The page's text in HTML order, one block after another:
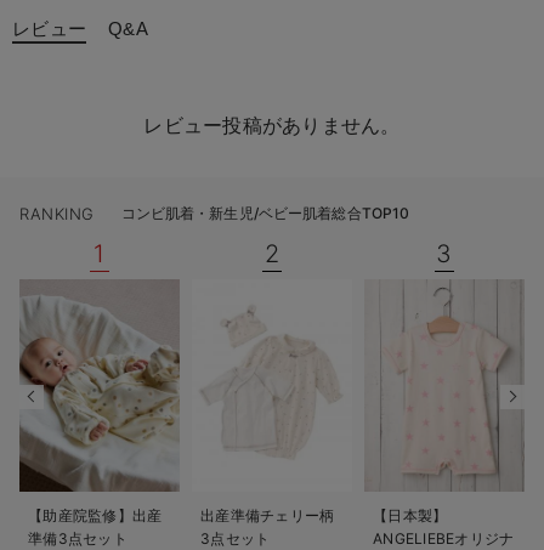
レビュー Q&A
レビュー投稿がありません。
RANKING コンビ肌着・新生児/ベビー肌着総合TOP10
1
【助産院監修】出産
準備3点セット
2
出産準備チェリー柄
3点セット
3
【日本製】
ANGELIEBEオリジナ